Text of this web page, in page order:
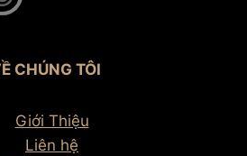
CHÚNG TÔI
Giới Thiệu
Liên hệ